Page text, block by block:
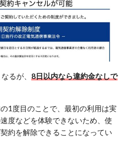
るが、 8日以内なら違約金なしで
1度目のことで、最初の利用は実
度などを体験できないため、使
約を解除できることになってい